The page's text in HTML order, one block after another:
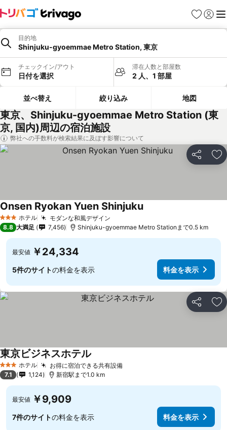
お気に入り
ログイ
メ
目的地
Shinjuku-gyoemmae Metro Station, 東京
チェックイン/アウト
日付を選択
滞在人数と部屋数
2 人、1 部屋
並べ替え 絞り込み 地図
東京、Shinjuku-gyoemmae Metro Station (東
京, 国内)周辺の宿泊施設
弊社への手数料が検索結果に及ぼす影響について
シェア お
3 ホテルのランク
ホテル モダンな和風デザイン
Onsen Ryokan Yuen Shinjuku
8.8 大満足 7,456 Shinjuku-gyoemmae Metro Stationまで0.5 km
最安値 ￥24,334
5件のサイトの料金を表示 料金を表示
シェア お
3 ホテルのランク
ホテル お得に宿泊できる共有設備
東京ビジネスホテル
7.1 1,124 新宿駅まで1.0 km
最安値 ￥9,909
7件のサイトの料金を表示 料金を表示